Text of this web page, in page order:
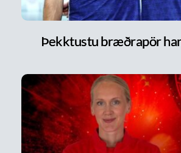
Þekktustu bræðrapör